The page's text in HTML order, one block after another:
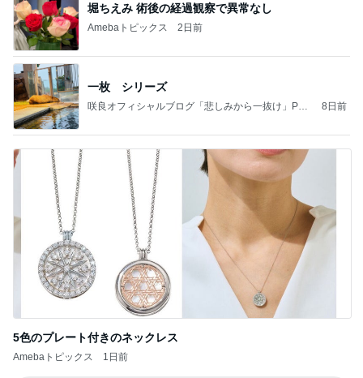
堀ちえみ 術後の経過観察で異常なし
Amebaトピックス 2日前
一枚 シリーズ
咲良オフィシャルブログ「悲しみから一抜け」Pow
8日前
5色のプレート付きのネックレス
Amebaトピックス 1日前